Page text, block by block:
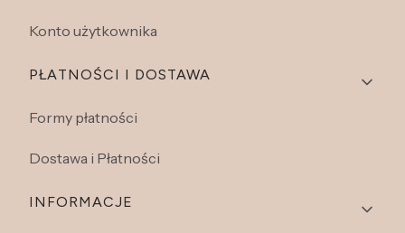
Konto użytkownika
PŁATNOŚCI I DOSTAWA
Formy płatności
Dostawa i Płatności
INFORMACJE